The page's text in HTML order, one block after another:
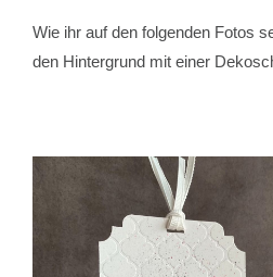
Wie ihr auf den folgenden Fotos
den Hintergrund mit einer